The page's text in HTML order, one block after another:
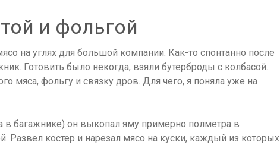
и фольгой
на углях для большой компании. Как-то спонтанно после
Готовить было некогда, взяли бутерброды с колбасой.
мяса, фольгу и связку дров. Для чего, я поняла уже на
в багажнике) он выкопал яму примерно полметра в
Развел костер и нарезал мясо на куски, каждый из которых